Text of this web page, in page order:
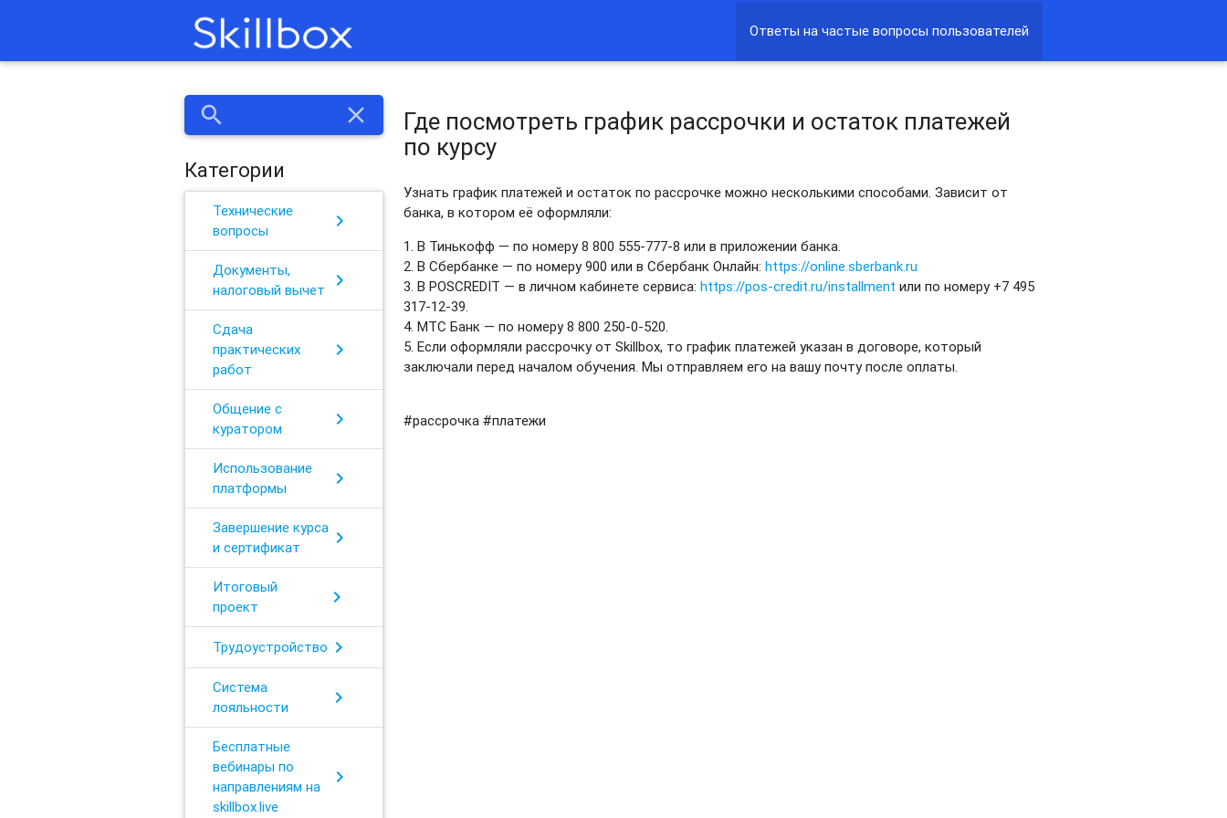
Ответы на частые вопросы пользователей
search close
Категории
Технические
вопросы
chevron_right
Документы,
налоговый вычет
chevron_right
Сдача
практических
работ
chevron_right
Общение с
куратором
chevron_right
Использование
платформы
chevron_right
Завершение курса
и сертификат
chevron_right
Итоговый
проект
chevron_right
Трудоустройство chevron_right
Система
лояльности
chevron_right
Бесплатные
вебинары по
направлениям на
skillbox.live
chevron_right
Где посмотреть график рассрочки и остаток платежей
по курсу
Узнать график платежей и остаток по рассрочке можно несколькими способами. Зависит от
банка, в котором её оформляли:
1. В Тинькофф — по номеру 8 800 555-777-8 или в приложении банка.
2. В Сбербанке — по номеру 900 или в Сбербанк Онлайн:https://online.sberbank.ru
3. В POSCREDIT — в личном кабинете сервиса:https://pos-credit.ru/installment или по номеру +7 495
317-12-39.
4. МТС Банк — по номеру 8 800 250-0-520.
5. Если оформляли рассрочку от Skillbox, то график платежей указан в договоре, который
заключали перед началом обучения. Мы отправляем его на вашу почту после оплаты.
#рассрочка #платежи